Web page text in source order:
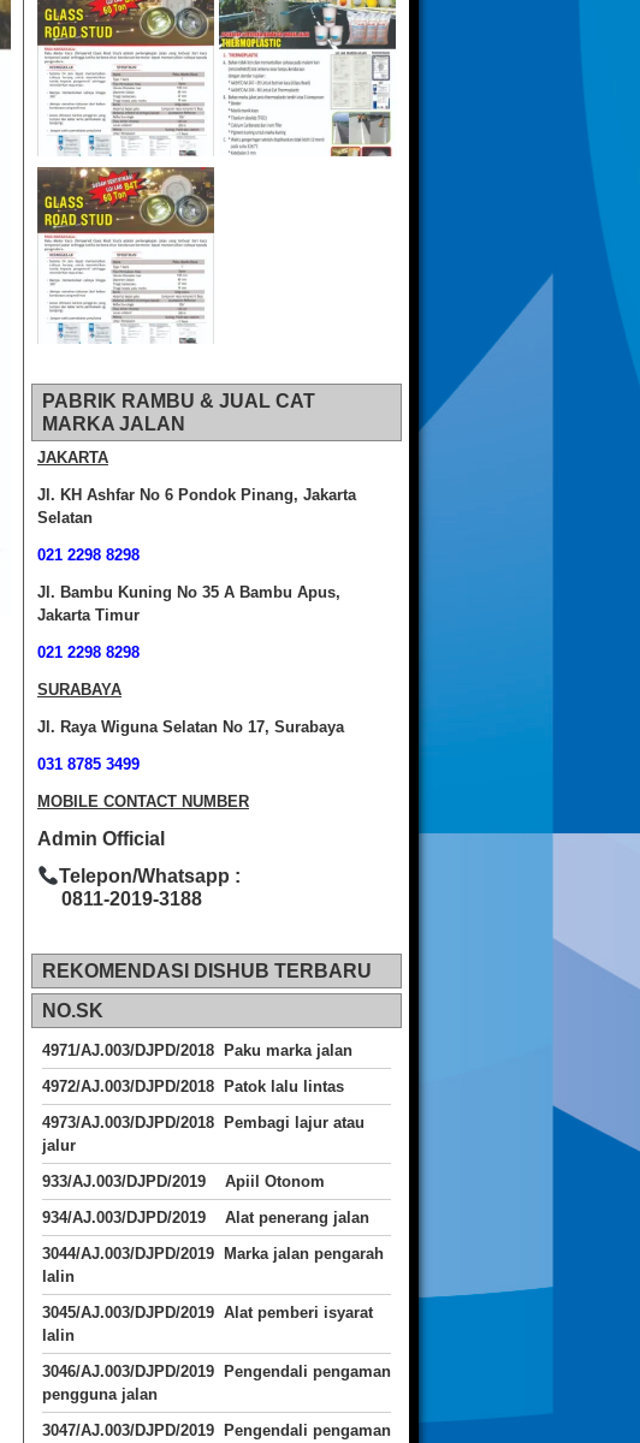
PABRIK RAMBU & JUAL CAT
MARKA JALAN
JAKARTA
Jl. KH Ashfar No 6 Pondok Pinang, Jakarta
Selatan
021 2298 8298
Jl. Bambu Kuning No 35 A Bambu Apus,
Jakarta Timur
021 2298 8298
SURABAYA
Jl. Raya Wiguna Selatan No 17, Surabaya
031 8785 3499
MOBILE CONTACT NUMBER
Admin Official
Telepon/Whatsapp :
0811-2019-3188
REKOMENDASI DISHUB TERBARU
NO.SK
4971/AJ.003/DJPD/2018 Paku marka jalan
4972/AJ.003/DJPD/2018 Patok lalu lintas
4973/AJ.003/DJPD/2018
Pembagi lajur atau
jalur
933/AJ.003/DJPD/2019 Apiil Otonom
934/AJ.003/DJPD/2019 Alat penerang jalan
3044/AJ.003/DJPD/2019 Marka jalan pengarah
lalin
3045/AJ.003/DJPD/2019 Alat pemberi isyarat
lalin
3046/AJ.003/DJPD/2019 Pengendali pengaman
pengguna jalan
3047/AJ.003/DJPD/2019 Pengendali pengaman